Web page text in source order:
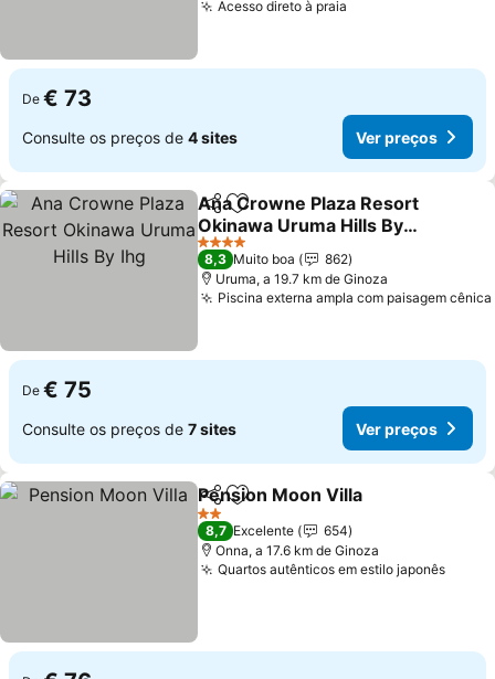
Acesso direto à praia
De € 73
Consulte os preços de 4 sites Ver preços
PartilharAdicionar aos favoritos
Ana Crowne Plaza Resort
Okinawa Uruma Hills By
Ihg
Ver preços
4 Estrelas
8,3 Muito boa
862
Uruma, a 19.7 km de Ginoza
Piscina externa ampla com paisagem cênica
De € 75
Consulte os preços de 7 sites Ver preços
PartilharAdicionar aos favoritos
Pension Moon Villa
2 Estrelas
8,7 Excelente
654
Onna, a 17.6 km de Ginoza
Quartos autênticos em estilo japonêsVer